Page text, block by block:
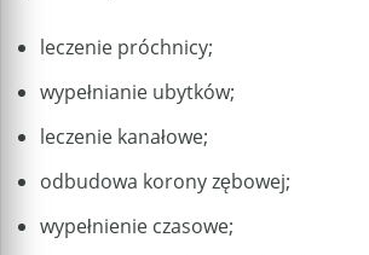
leczenie próchnicy;
wypełnianie ubytków;
leczenie kanałowe;
odbudowa korony zębowej;
wypełnienie czasowe;